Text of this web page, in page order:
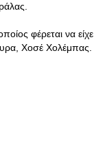
φέρεται να είχε
Χοσέ Χολέμπας.